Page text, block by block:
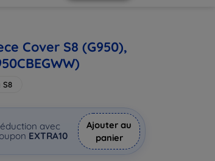
Cover S8 (G950),
S8
avec
EXTRA10
Ajouter au
panier